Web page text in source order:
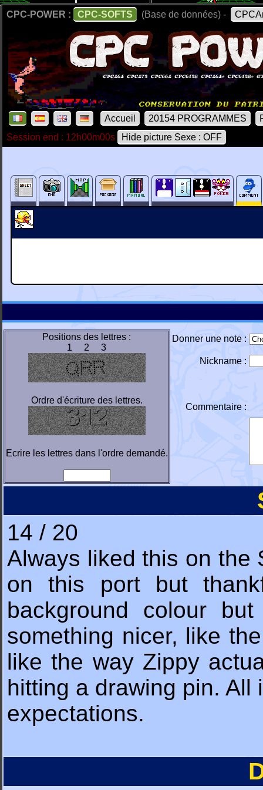
CPC-POWER : CPC-SOFTS (Base de données) -
Accueil 20154 PROGRAMMES
Session end : 12h00m00s
Hide picture Sexe : OFF
Positions des lettres :
1 2 3
Ordre d'écriture des lettres.
Ecrire les lettres dans l'ordre demandé.
Donner une note :
Nickname :
Commentaire :
14 / 20
Always liked this on the
on this port but
background colour
something nicer, like
like the way Zippy
hitting a drawing pin.
expectations.